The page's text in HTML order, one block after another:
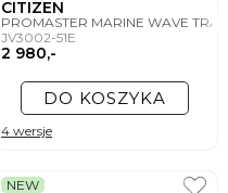
CITIZEN
PROMASTER MARINE WAVE
JV3002-51E
2 980,-
DO KOSZYKA
4 wersje
NEW